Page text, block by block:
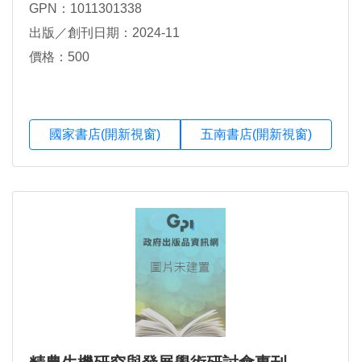
GPN：1011301338
出版／創刊日期：2024-11
價格：500
國家書店(開新視窗) 五南書店(開新視窗)